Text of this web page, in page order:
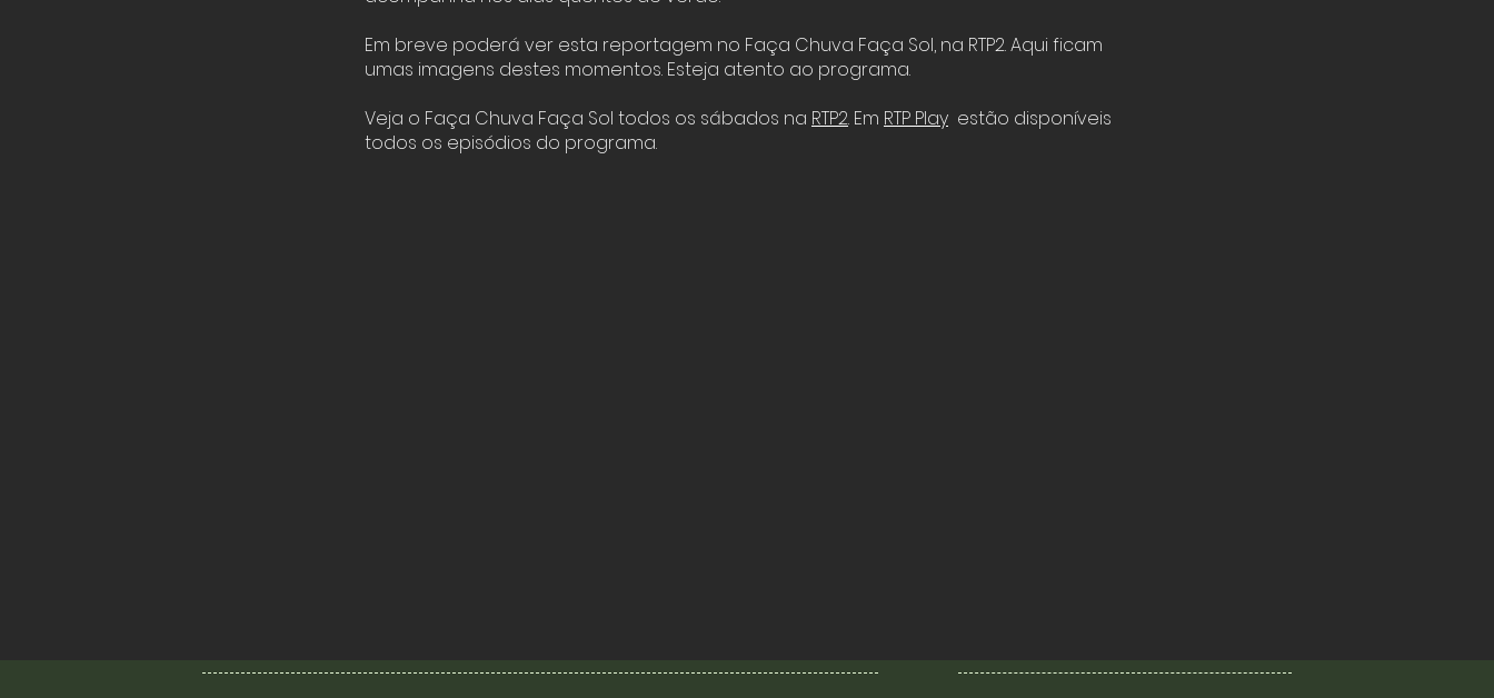
Em breve poderá ver esta reportagem no Faça Chuva Faça Sol, na RTP2. Aqui ficam
umas imagens destes momentos. Esteja atento ao programa.
Veja o Faça Chuva Faça Sol todos os sábados na RTP2. Em RTP Play estão disponíveis
todos os episódios do programa.